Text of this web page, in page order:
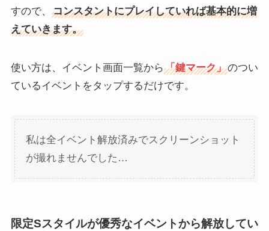
すので、
コンスタントにプレイしていれば基本的に増
えていきます。
使い方は、イベント画面一覧から 「鍵マーク」のつい
ているイベントをタップするだけです。
私は全イベント解放済みでスクリーンショット
が撮れませんでした…
限定Sスタイルが優秀なイベントから解放してい